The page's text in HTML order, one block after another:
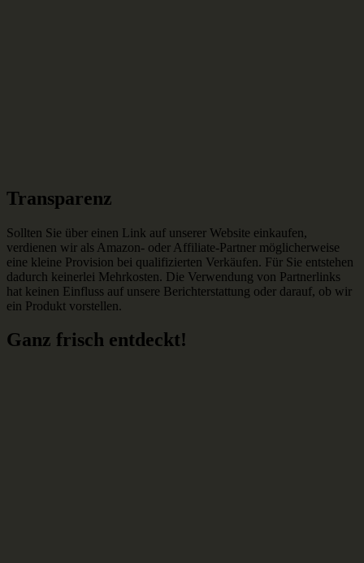
Transparenz
Sollten Sie über einen Link auf unserer Website einkaufen,
verdienen wir als Amazon- oder Affiliate-Partner möglicherweise
eine kleine Provision bei qualifizierten Verkäufen. Für Sie entstehen
dadurch keinerlei Mehrkosten. Die Verwendung von Partnerlinks
hat keinen Einfluss auf unsere Berichterstattung oder darauf, ob wir
ein Produkt vorstellen.
Ganz frisch entdeckt!